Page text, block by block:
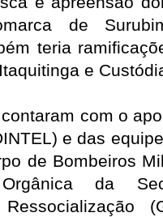
de
teria
e
com o
e das
de Bombeiros
da